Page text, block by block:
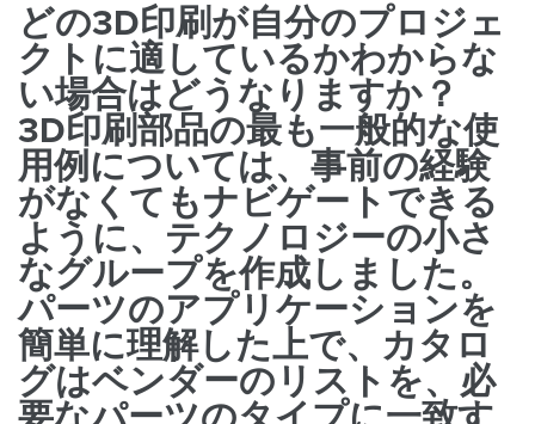
どの3D印刷が自分のプロジェ
クトに適しているかわからな
い場合はどうなりますか？
3D印刷部品の最も一般的な使
用例については、事前の経験
がなくてもナビゲートできる
ように、テクノロジーの小さ
なグループを作成しました。
パーツのアプリケーションを
簡単に理解した上で、カタロ
グはベンダーのリストを、必